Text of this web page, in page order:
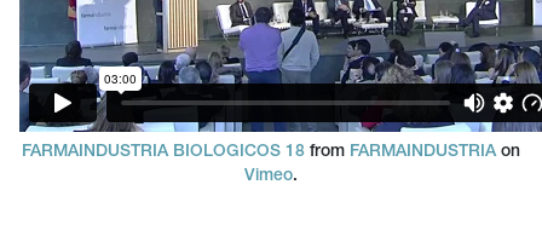
FARMAINDUSTRIA BIOLOGICOS 18 from FARMAINDUSTRIAon
Vimeo.